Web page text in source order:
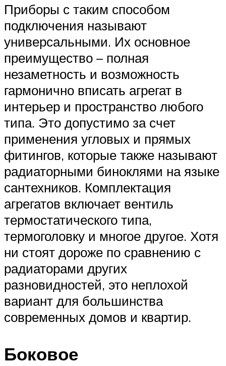
Приборы с таким способом
подключения называют
универсальными. Их основное
преимущество – полная
незаметность и возможность
гармонично вписать агрегат в
интерьер и пространство любого
типа. Это допустимо за счет
применения угловых и прямых
фитингов, которые также называют
радиаторными биноклями на языке
сантехников. Комплектация
агрегатов включает вентиль
термостатического типа,
термоголовку и многое другое. Хотя
ни стоят дороже по сравнению с
радиаторами других
разновидностей, это неплохой
вариант для большинства
современных домов и квартир.
Боковое